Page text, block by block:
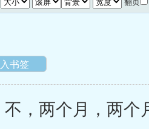
书签
，两个月，两个